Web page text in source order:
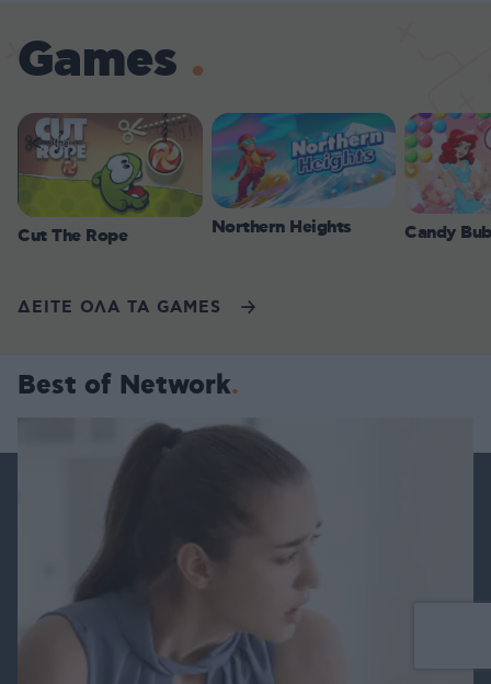
Games
Cut The Rope Northern Heights Candy
ΔΕΙΤΕ ΟΛΑ ΤΑ GAMES
Best of Network